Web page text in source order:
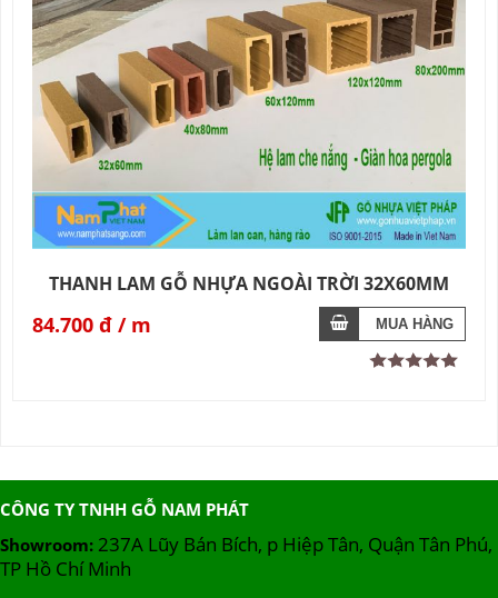
THANH LAM GỖ NHỰA NGOÀI TRỜI 32X60MM
84.700 đ
CÔNG TY TNHH GỖ NAM PHÁT
Showroom: 237A Lũy Bán Bích, p Hiệp Tân, Quận Tân Phú,
TP Hồ Chí Minh